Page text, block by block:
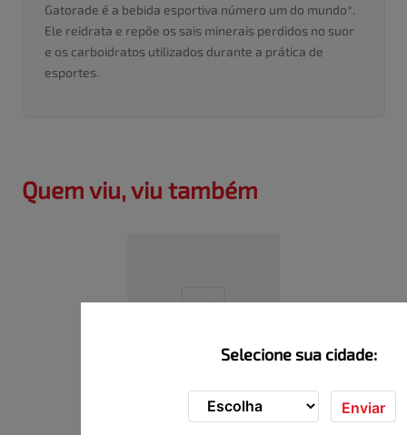
Selecione sua cidade:
Enviar
Gatorade é a bebida esportiva número um do mundo*.
Ele reidrata e repõe os sais minerais perdidos no suor
e os carboidratos utilizados durante a prática de
esportes.
Quem viu, viu também
Energético VULCANO
Energy Drink Garrafa 2L